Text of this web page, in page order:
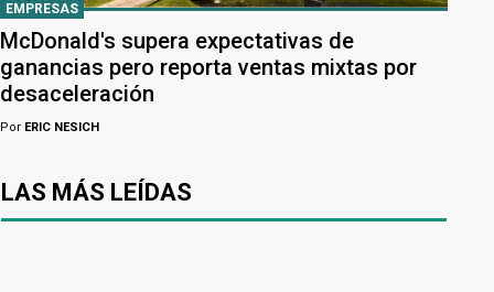
EMPRESAS
McDonald's supera expectativas de
ganancias pero reporta ventas mixtas por
desaceleración
Por ERIC NESICH
LAS MÁS LEÍDAS